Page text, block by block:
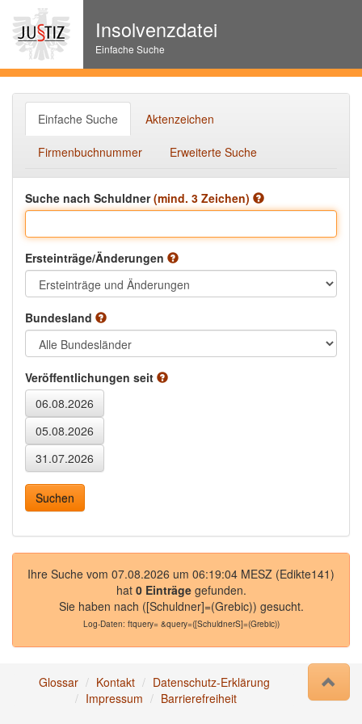
Insolvenzdatei
Einfache Suche
Einfache Suche Aktenzeichen
Firmenbuchnummer Erweiterte Suche
Suche nach Schuldner(mind. 3 Zeichen)
Ersteinträge/Änderungen
Bundesland
Veröffentlichungen seit
Ihre Suche vom 07.08.2026 um 06:19:04 MESZ (Edikte141)
hat 0 Einträgegefunden.
Sie haben nach ([Schuldner]=(Grebic)) gesucht.
Log-Daten: ftquery= &query=([SchuldnerS]=(Grebic))
Glossar Kontakt
Datenschutz-Erklärung
Impressum
Barrierefreiheit